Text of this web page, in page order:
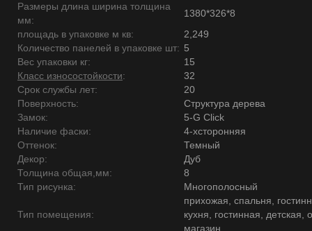
Размеры длина ширина толщина
мм:
1380*326*8
площадь в упаковке м кв:
2,249
Количество панелей в упаковке шт: 5
Вес упаковки кг:
15
Класс износостойкости:
32
Срок службы лет:
20
Поверхность:
Структура дерева
Замок:
5-G Click
Наличие фаски:
4-хсторонняя
Оттенок:
Темный
Декор:
Дуб
Толщина общая,мм:
8
Тип рисунка:
Многополосный
Тип помещения:
прихожая, спальня,
кухня, гостинная, детская,
магазин